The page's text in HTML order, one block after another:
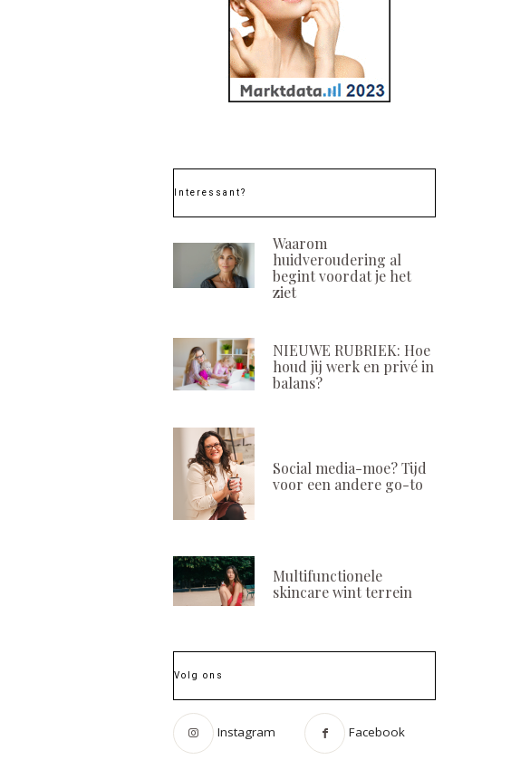
Interessant?
Waarom
huidveroudering al
begint voordat je het
ziet
NIEUWE RUBRIEK: Hoe
houd jij werk en privé in
balans?
Social media-moe? Tijd
voor een andere go-to
Multifunctionele
skincare wint terrein
Volg ons
Instagram Facebook